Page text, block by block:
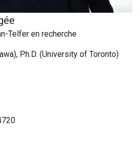
Telfer en recherche
Ph.D. (University of Toronto)